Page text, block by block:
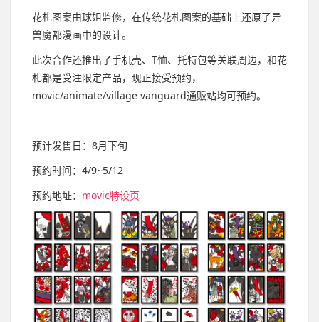
花札图案由球姐监修，在传统花札图案的基础上还原了异
兽魔都漫画中的设计。
此次合作还推出了手机壳、T恤、托特包等关联周边，和花
札都是受注限定产品，现正接受预约，
movic/animate/village vanguard通贩站均可预约。
预计发售日：8月下旬
预约时间：4/9~5/12
预约地址： movic特设页